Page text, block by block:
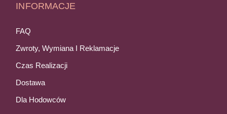
INFORMACJE
FAQ
Zwroty, Wymiana I Reklamacje
Czas Realizacji
Dostawa
Dla Hodowców